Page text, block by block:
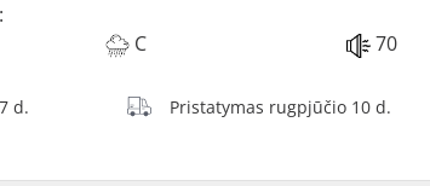
C 70
d. Pristatymas rugpjūčio 10 d.